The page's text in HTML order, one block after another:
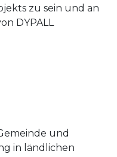
zu sein und an
DYPALL
und
in ländlichen